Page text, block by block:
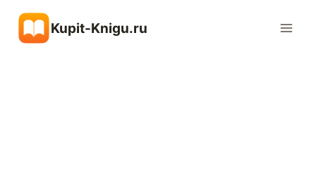
содержимому
Kupit-Knigu.ru